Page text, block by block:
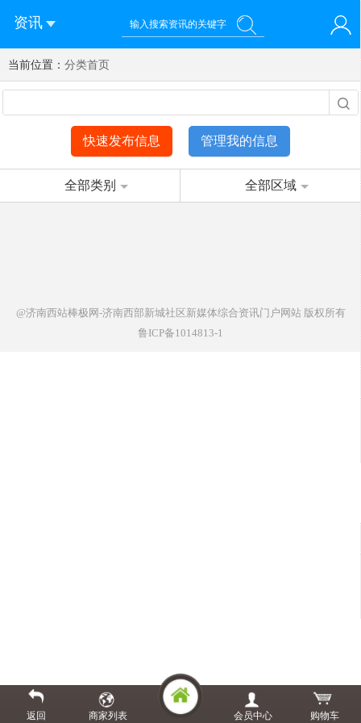
资讯
您好！欢迎来到济南西站棒极网-济南西部新城社区新媒体综
合资讯门户网站
登录 注册 微信快速登录
当前位置： 分类首页
快速发布信息 管理我的信息
全部类别 全部区域
@济南西站棒极网-济南西部新城社区新媒体综合资讯门户网站版权所有
鲁ICP备1014813-1
返回 商家列表 会员中心 购物车